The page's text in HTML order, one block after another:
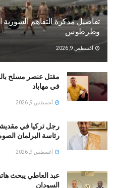
تفاصيل مذكرة التفاهم
وطرطوس
أغسطس 9, 2026
مقتل عنصر مسلح
في مهاباد
أغسطس 9, 2026
رجل تركيا في
رئاسة البرلمان
أغسطس 9, 2026
عبد العاطي يبحث
السودان